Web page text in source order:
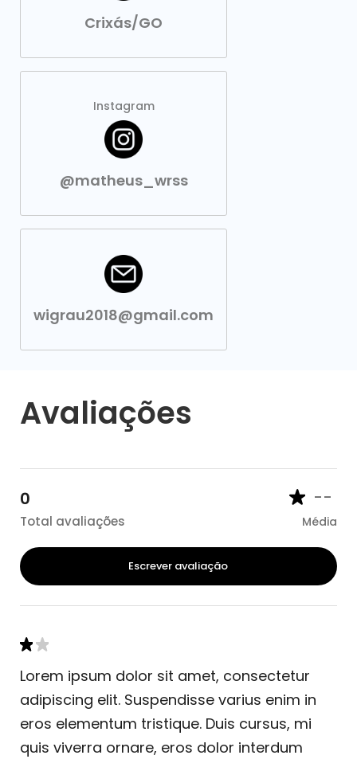
Crixás/GO
Instagram
@matheus_wrss
wigrau2018@gmail.com
Avaliações
0
Total avaliações
--
Média
Escrever avaliação
Lorem ipsum dolor sit amet, consectetur
adipiscing elit. Suspendisse varius enim in
eros elementum tristique. Duis cursus, mi
quis viverra ornare, eros dolor interdum